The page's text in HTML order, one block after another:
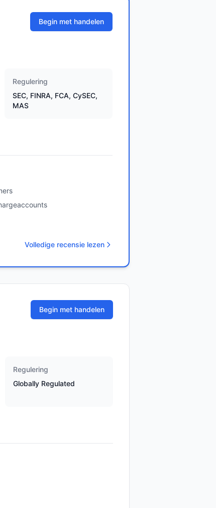
Begin met handelen
Regulering
SEC, FINRA, FCA, CySEC,
MAS
Volledige recensie lezen
Begin met handelen
Regulering
Globally Regulated